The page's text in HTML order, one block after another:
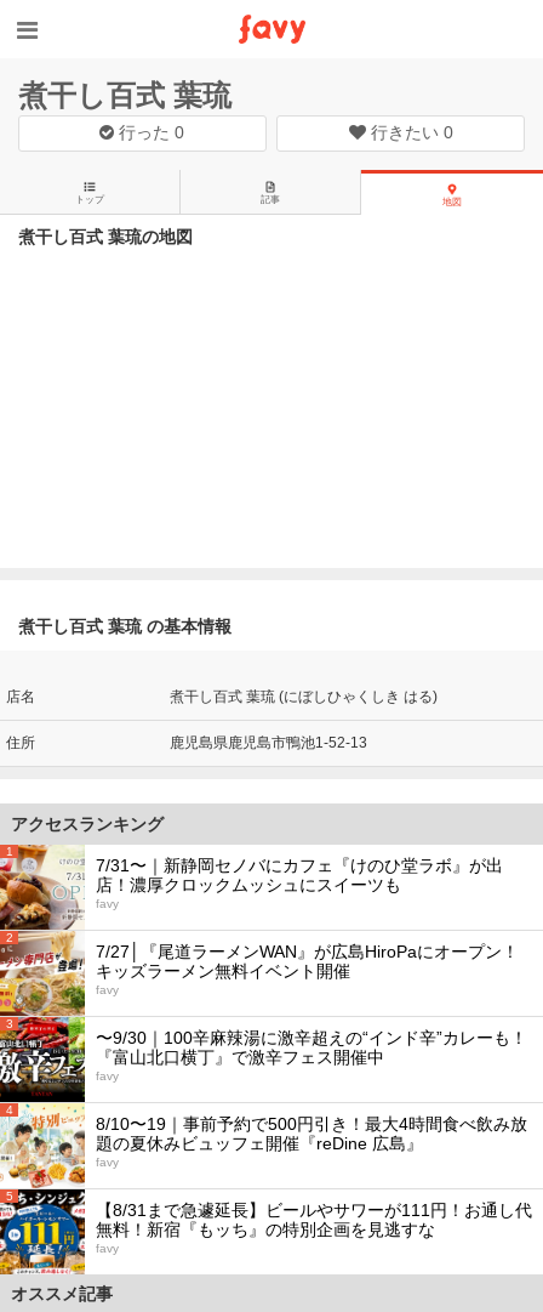
煮干し百式 葉琉
行った0 行きたい 0
トップ 記事 地図
煮干し百式 葉琉の地図
煮干し百式 葉琉 の基本情報
店名 煮干し百式 葉琉 (にぼしひゃくしき はる)
住所 鹿児島県鹿児島市鴨池1-52-13
アクセスランキング
1
7/31〜｜新静岡セノバにカフェ『けのひ堂ラボ』が出
店！濃厚クロックムッシュにスイーツも
favy
2
7/27│『尾道ラーメンWAN』が広島HiroPaにオープン！
キッズラーメン無料イベント開催
favy
3
〜9/30｜100辛麻辣湯に激辛超えの“インド辛”カレーも！
『富山北口横丁』で激辛フェス開催中
favy
4
8/10〜19｜事前予約で500円引き！最大4時間食べ飲み放
題の夏休みビュッフェ開催『reDine 広島』
favy
5
【8/31まで急遽延長】ビールやサワーが111円！お通し代
無料！新宿『もッち』の特別企画を見逃すな
favy
オススメ記事